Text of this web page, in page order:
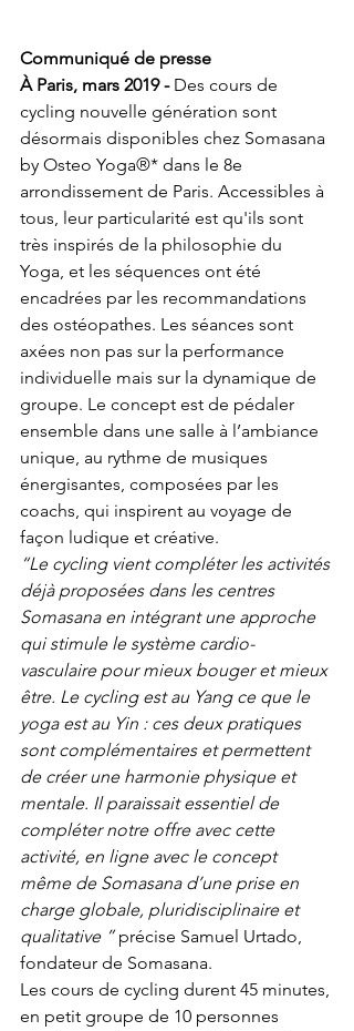
Communiqué de presse
À Paris, mars 2019 - Des cours de
cycling nouvelle génération sont
désormais disponibles chez Somasana
by Osteo Yoga®* dans le 8e
arrondissement de Paris. Accessibles à
tous, leur particularité est qu'ils sont
très inspirés de la philosophie du
Yoga, et les séquences ont été
encadrées par les recommandations
des ostéopathes. Les séances sont
axées non pas sur la performance
individuelle mais sur la dynamique de
groupe. Le concept est de pédaler
ensemble dans une salle à l’ambiance
unique, au rythme de musiques
énergisantes, composées par les
coachs, qui inspirent au voyage de
façon ludique et créative.
“Le cycling vient compléter les activités
déjà proposées dans les centres
Somasana en intégrant une approche
qui stimule le système cardio-
vasculaire pour mieux bouger et mieux
être. Le cycling est au Yang ce que le
yoga est au Yin : ces deux pratiques
sont complémentaires et permettent
de créer une harmonie physique et
mentale. Il paraissait essentiel de
compléter notre offre avec cette
activité, en ligne avec le concept
même de Somasana d’une prise en
charge globale, pluridisciplinaire et
qualitative ” précise Samuel Urtado,
fondateur de Somasana.
Les cours de cycling durent 45 minutes,
en petit groupe de 10 personnes